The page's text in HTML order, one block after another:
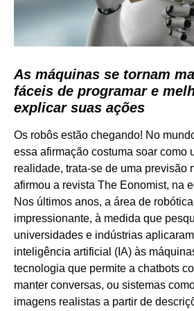
As máquinas se tornam
fáceis de programar e
explicar suas ações
Os robôs estão chegando! No
essa afirmação costuma soar como
realidade, trata-se de uma previsão
afirmou a revista The Eonomist, na
Nos últimos anos, a área de
impressionante, à medida que
universidades e indústrias
inteligência artificial (IA) às
tecnologia que permite a chatbots
manter conversas, ou sistemas
imagens realistas a partir de